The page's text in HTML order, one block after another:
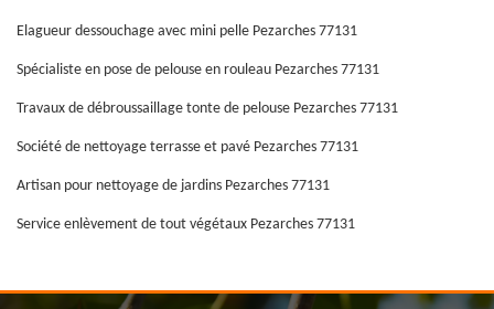
Elagueur dessouchage avec mini pelle Pezarches 77131
Spécialiste en pose de pelouse en rouleau Pezarches 77131
Travaux de débroussaillage tonte de pelouse Pezarches 77131
Société de nettoyage terrasse et pavé Pezarches 77131
Artisan pour nettoyage de jardins Pezarches 77131
Service enlèvement de tout végétaux Pezarches 77131